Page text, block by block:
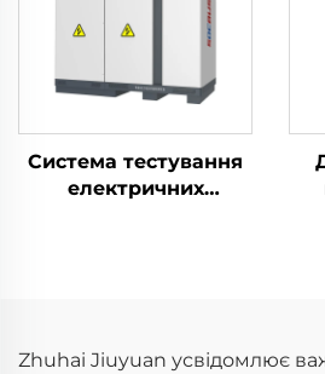
Система тестування
електричних
Zhuhai Jiuyuan усвідомлює